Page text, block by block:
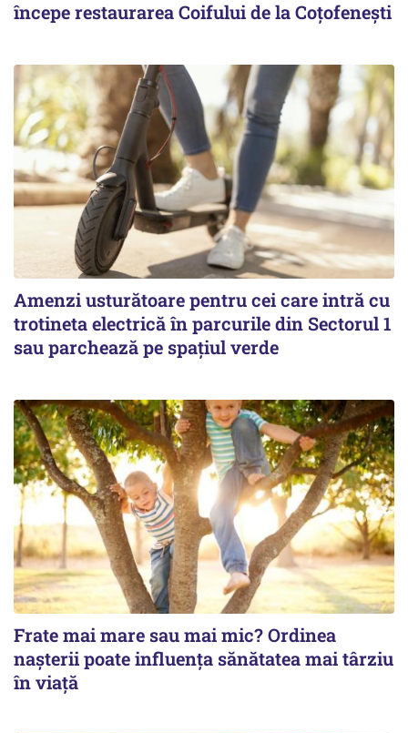
începe restaurarea Coifului de la Coțofenești
Amenzi usturătoare pentru cei care intră cu
trotineta electrică în parcurile din Sectorul 1
sau parchează pe spațiul verde
Frate mai mare sau mai mic? Ordinea
nașterii poate influența sănătatea mai târziu
în viață